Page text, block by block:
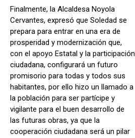
Finalmente, la Alcaldesa Noyola
Cervantes, expresó que Soledad se
prepara para entrar en una era de
prosperidad y modernización que,
con el apoyo Estatal y la participación
ciudadana, configurará un futuro
promisorio para todas y todos sus
habitantes, por ello hizo un llamado a
la población para ser partícipe y
vigilante para el buen desarrollo de
las futuras obras, ya que la
cooperación ciudadana será un pilar